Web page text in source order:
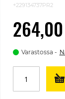
+229134737PR2
Varastossa